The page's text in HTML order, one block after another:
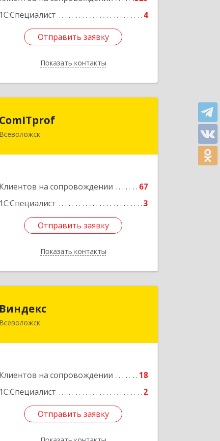
1С:Специалист
4
Отправить заявку
Показать контакты
Отправить заявку
Назад
ComITprof
Всеволожск
Клиентов на сопровождении
67
1С:Специалист
3
Отправить заявку
Показать контакты
Подробнее
Отправить заявку
Назад
Виндекс
Всеволожск
Клиентов на сопровождении
18
1С:Специалист
2
Отправить заявку
Отправить заявку